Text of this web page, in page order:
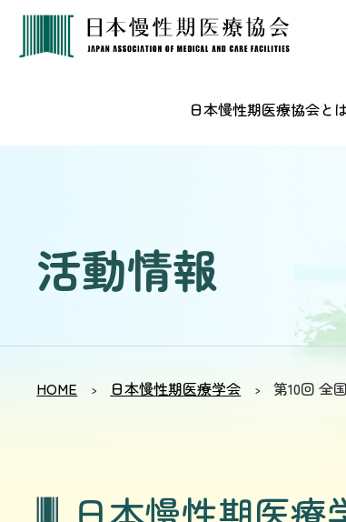
日本慢性期医療協会と
活動情報
HOME 日本慢性期医療学会 第10回 全